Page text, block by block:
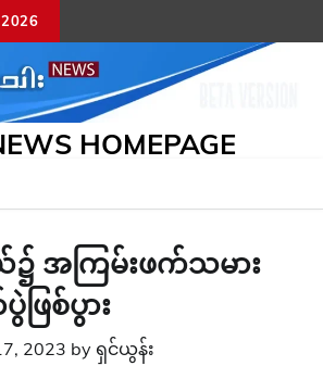
HOMEPAGE
၌ အကြမ်းဖက်သမား
ဖြစ်ပွား
2023 by ရှင်ယွန်း